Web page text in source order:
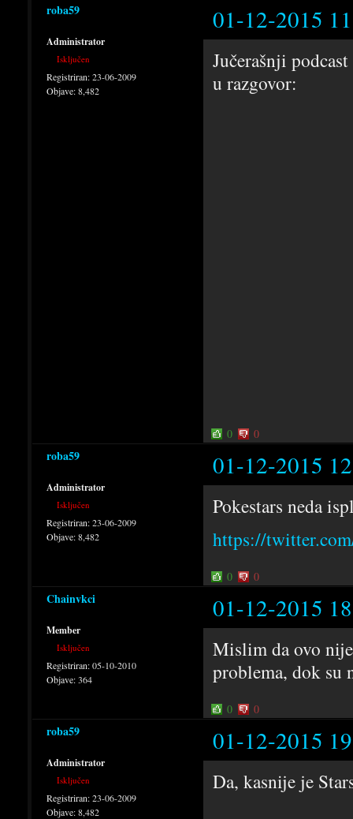
roba59 01-12-2015
Administrator
Isključen
Registriran:23-06-2009
Objave:8,482
Jučerašnji
u razgovor:
0 0
roba59 01-12-2015
Administrator
Isključen
Registriran:23-06-2009
Objave:8,482
Pokestars neda
https://
0 0
Chainvkci 01-12-2015
Member
Isključen
Registriran:05-10-2010
Objave:364
Mislim da ovo
problema, dok su
0 0
roba59 01-12-2015
Administrator
Isključen
Registriran:23-06-2009
Objave:8,482
Da, kasnije je